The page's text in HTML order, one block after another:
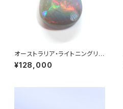
オーストラリア・ライトニングリッ
ジ産セミブラックオパール 2.16c
t
¥128,000